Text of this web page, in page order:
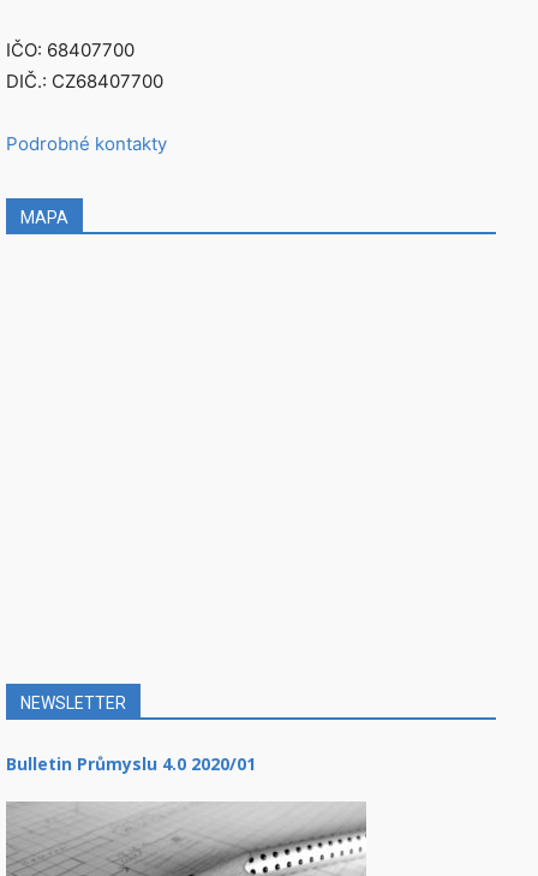
IČO: 68407700
DIČ.: CZ68407700
Podrobné kontakty
MAPA
NEWSLETTER
Bulletin Průmyslu 4.0 2020/01